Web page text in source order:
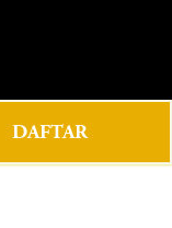
DAFTAR